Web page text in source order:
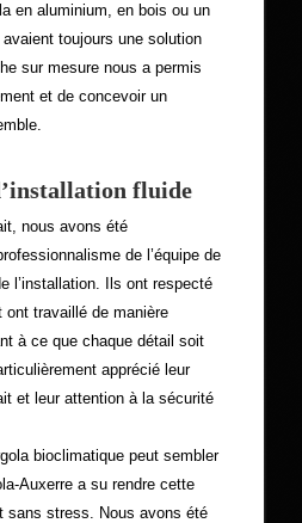
en aluminium, en bois ou un
toujours une solution
sur mesure nous a permis
et de concevoir un
fluide
nous avons été
de l’équipe de
l’installation. Ils ont respecté
ont travaillé de manière
à ce que chaque détail soit
apprécié leur
et leur attention à la sécurité
bioclimatique peut sembler
Auxerre a su rendre cette
sans stress. Nous avons été